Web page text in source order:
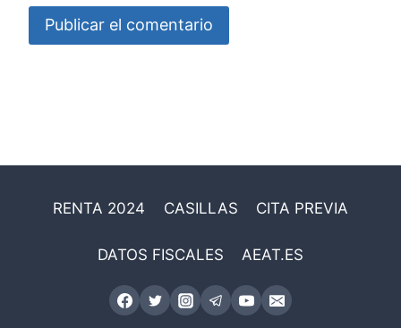
RENTA 2024 CASILLAS CITA PREVIA
DATOS FISCALES AEAT.ES